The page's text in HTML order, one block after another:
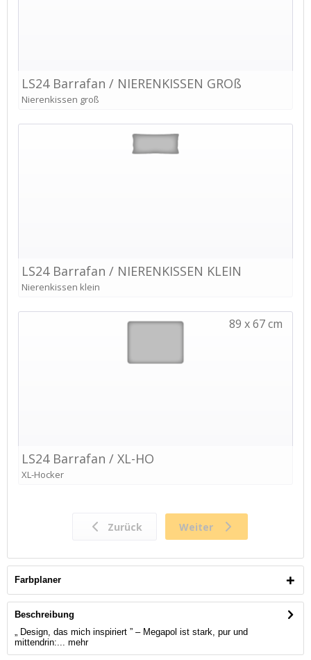
Farbplaner
Beschreibung
„ Design, das mich inspiriert ” – Megapol ist stark, pur und
mittendrin:... mehr